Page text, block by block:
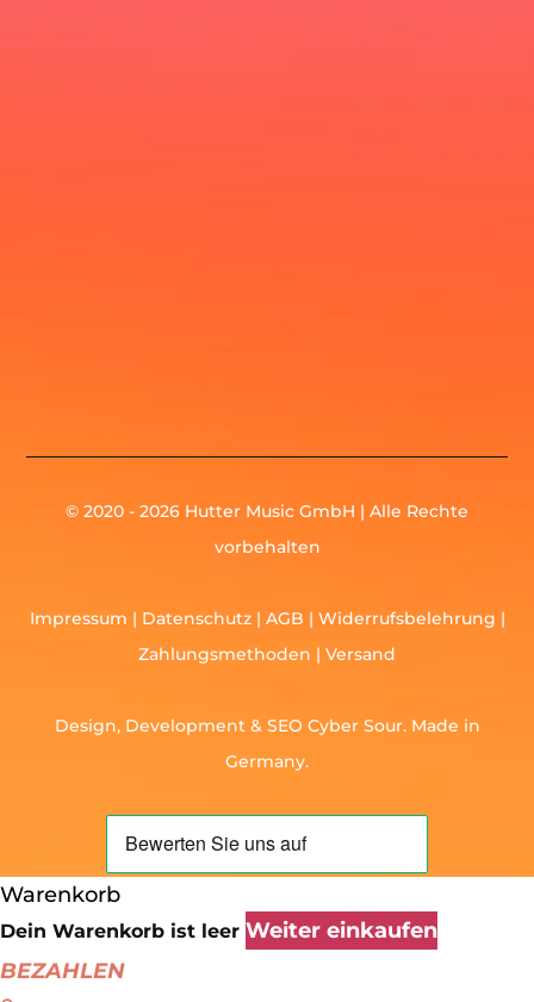
© 2020 - 2026 Hutter Music GmbH | Alle Rechte
vorbehalten
Impressum | Datenschutz| AGB | Widerrufsbelehrung |
Zahlungsmethoden | Versand
Design, Development & SEO Cyber Sour. Made in
Germany.
Warenkorb
Dein Warenkorb ist leer Weiter einkaufen
BEZAHLEN